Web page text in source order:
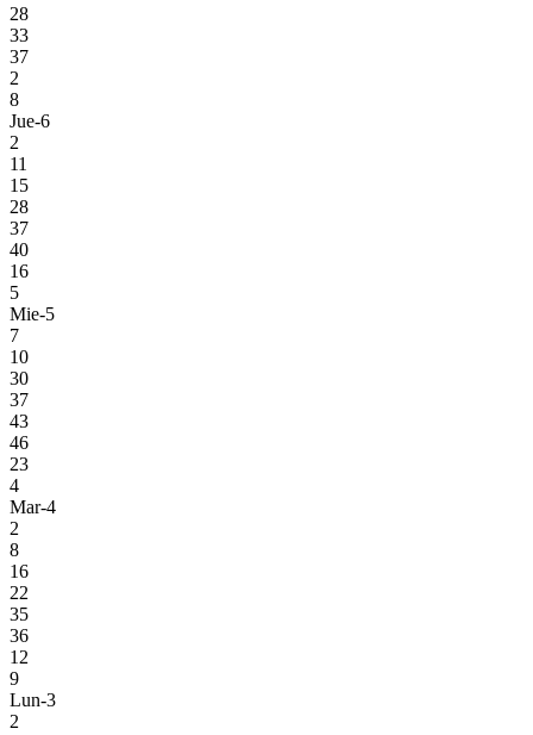
28
33
37
2
8
Jue-6
2
11
15
28
37
40
16
5
Mie-5
7
10
30
37
43
46
23
4
Mar-4
2
8
16
22
35
36
12
9
Lun-3
2